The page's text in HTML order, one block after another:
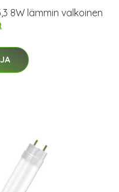
8W lämmin valkoinen